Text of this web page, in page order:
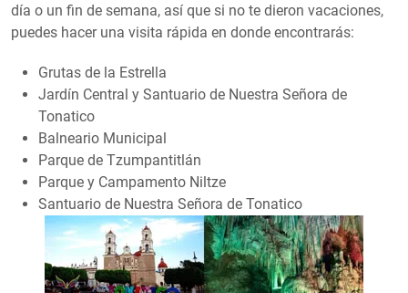
día o un fin de semana, así que si no te dieron vacaciones,
puedes hacer una visita rápida en donde encontrarás:
Grutas de la Estrella
Jardín Central y Santuario de Nuestra Señora de
Tonatico
Balneario Municipal
Parque de Tzumpantitlán
Parque y Campamento Niltze
Santuario de Nuestra Señora de Tonatico